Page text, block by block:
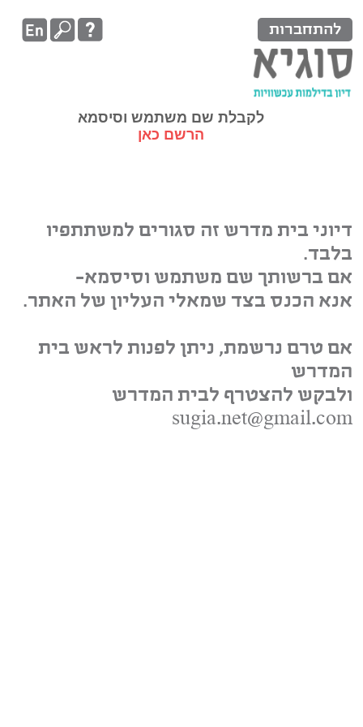
להתחברות
לקבלת שם משתמש וסיסמא
הרשם כאן
דיוני בית מדרש זה סגורים למשתתפיו
בלבד.
אם ברשותך שם משתמש וסיסמא-
אנא הכנס בצד שמאלי העליון של האתר.
אם טרם נרשמת, ניתן לפנות לראש בית
המדרש
ולבקש להצטרף לבית המדרש
sugia.net@gmail.com